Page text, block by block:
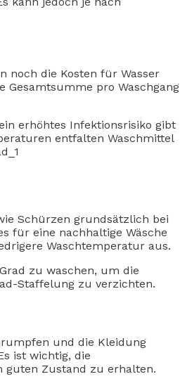
noch die Kosten für Wasser
Gesamtsumme pro Waschgang
erhöhtes Infektionsrisiko gibt
entfalten Waschmittel
Schürzen grundsätzlich bei
für eine nachhaltige Wäsche
Waschtemperatur aus.
zu waschen, um die
Staffelung zu verzichten.
und die Kleidung
ist wichtig, die
guten Zustand zu erhalten.